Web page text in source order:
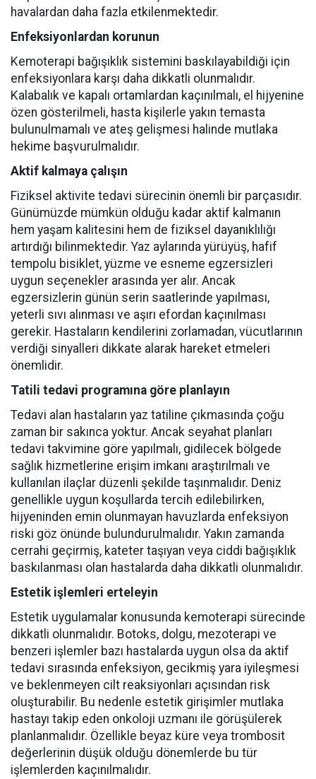
havalardan daha fazla etkilenmektedir.
Enfeksiyonlardan korunun
Kemoterapi bağışıklık sistemini baskılayabildiği için
enfeksiyonlara karşı daha dikkatli olunmalıdır.
Kalabalık ve kapalı ortamlardan kaçınılmalı, el hijyenine
özen gösterilmeli, hasta kişilerle yakın temasta
bulunulmamalı ve ateş gelişmesi halinde mutlaka
hekime başvurulmalıdır.
Aktif kalmaya çalışın
Fiziksel aktivite tedavi sürecinin önemli bir parçasıdır.
Günümüzde mümkün olduğu kadar aktif kalmanın
hem yaşam kalitesini hem de fiziksel dayanıklılığı
artırdığı bilinmektedir. Yaz aylarında yürüyüş, hafif
tempolu bisiklet, yüzme ve esneme egzersizleri
uygun seçenekler arasında yer alır. Ancak
egzersizlerin günün serin saatlerinde yapılması,
yeterli sıvı alınması ve aşırı efordan kaçınılması
gerekir. Hastaların kendilerini zorlamadan, vücutlarının
verdiği sinyalleri dikkate alarak hareket etmeleri
önemlidir.
Tatili tedavi programına göre planlayın
Tedavi alan hastaların yaz tatiline çıkmasında çoğu
zaman bir sakınca yoktur. Ancak seyahat planları
tedavi takvimine göre yapılmalı, gidilecek bölgede
sağlık hizmetlerine erişim imkanı araştırılmalı ve
kullanılan ilaçlar düzenli şekilde taşınmalıdır. Deniz
genellikle uygun koşullarda tercih edilebilirken,
hijyeninden emin olunmayan havuzlarda enfeksiyon
riski göz önünde bulundurulmalıdır. Yakın zamanda
cerrahi geçirmiş, kateter taşıyan veya ciddi bağışıklık
baskılanması olan hastalarda daha dikkatli olunmalıdır.
Estetik işlemleri erteleyin
Estetik uygulamalar konusunda kemoterapi sürecinde
dikkatli olunmalıdır. Botoks, dolgu, mezoterapi ve
benzeri işlemler bazı hastalarda uygun olsa da aktif
tedavi sırasında enfeksiyon, gecikmiş yara iyileşmesi
ve beklenmeyen cilt reaksiyonları açısından risk
oluşturabilir. Bu nedenle estetik girişimler mutlaka
hastayı takip eden onkoloji uzmanı ile görüşülerek
planlanmalıdır. Özellikle beyaz küre veya trombosit
değerlerinin düşük olduğu dönemlerde bu tür
işlemlerden kaçınılmalıdır.